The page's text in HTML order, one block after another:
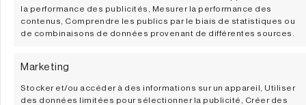
la performance des publicités, Mesurer la performance des
contenus, Comprendre les publics par le biais de statistiques ou
de combinaisons de données provenant de différentes sources.
Marketing
Stocker et/ou accéder à des informations sur un appareil, Utiliser
des données limitées pour sélectionner la publicité, Créer des
Altar 2019
DÉCOUVRIR
1Ha.